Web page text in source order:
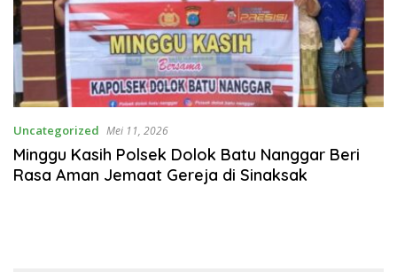
Uncategorized Mei 11, 2026
Minggu Kasih Polsek Dolok Batu Nanggar Beri
Rasa Aman Jemaat Gereja di Sinaksak